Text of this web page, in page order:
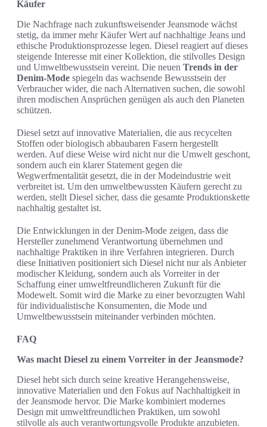
Käufer
Die Nachfrage nach zukunftsweisender Jeansmode wächst
stetig, da immer mehr Käufer Wert auf nachhaltige Jeans und
ethische Produktionsprozesse legen. Diesel reagiert auf dieses
steigende Interesse mit einer Kollektion, die stilvolles Design
und Umweltbewusstsein vereint. Die neuen Trends in der
Denim-Mode spiegeln das wachsende Bewusstsein der
Verbraucher wider, die nach Alternativen suchen, die sowohl
ihren modischen Ansprüchen genügen als auch den Planeten
schützen.
Diesel setzt auf innovative Materialien, die aus recycelten
Stoffen oder biologisch abbaubaren Fasern hergestellt
werden. Auf diese Weise wird nicht nur die Umwelt geschont,
sondern auch ein klarer Statement gegen die
Wegwerfmentalität gesetzt, die in der Modeindustrie weit
verbreitet ist. Um den umweltbewussten Käufern gerecht zu
werden, stellt Diesel sicher, dass die gesamte Produktionskette
nachhaltig gestaltet ist.
Die Entwicklungen in der Denim-Mode zeigen, dass die
Hersteller zunehmend Verantwortung übernehmen und
nachhaltige Praktiken in ihre Verfahren integrieren. Durch
diese Initiativen positioniert sich Diesel nicht nur als Anbieter
modischer Kleidung, sondern auch als Vorreiter in der
Schaffung einer umweltfreundlicheren Zukunft für die
Modewelt. Somit wird die Marke zu einer bevorzugten Wahl
für individualistische Konsumenten, die Mode und
Umweltbewusstsein miteinander verbinden möchten.
FAQ
Was macht Diesel zu einem Vorreiter in der Jeansmode?
Diesel hebt sich durch seine kreative Herangehensweise,
innovative Materialien und den Fokus auf Nachhaltigkeit in
der Jeansmode hervor. Die Marke kombiniert modernes
Design mit umweltfreundlichen Praktiken, um sowohl
stilvolle als auch verantwortungsvolle Produkte anzubieten.